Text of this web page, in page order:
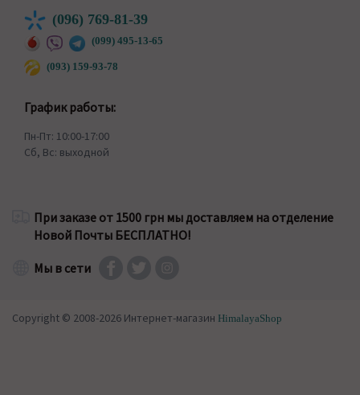
(096) 769-81-39
(099) 495-13-65
(093) 159-93-78
График работы:
Пн-Пт: 10:00-17:00
Сб, Вс: выходной
При заказе от 1500 грн мы доставляем на отделение
Новой Почты БЕСПЛАТНО!
Мы в сети
Copyright © 2008-2026 Интернет-магазин HimalayaShop